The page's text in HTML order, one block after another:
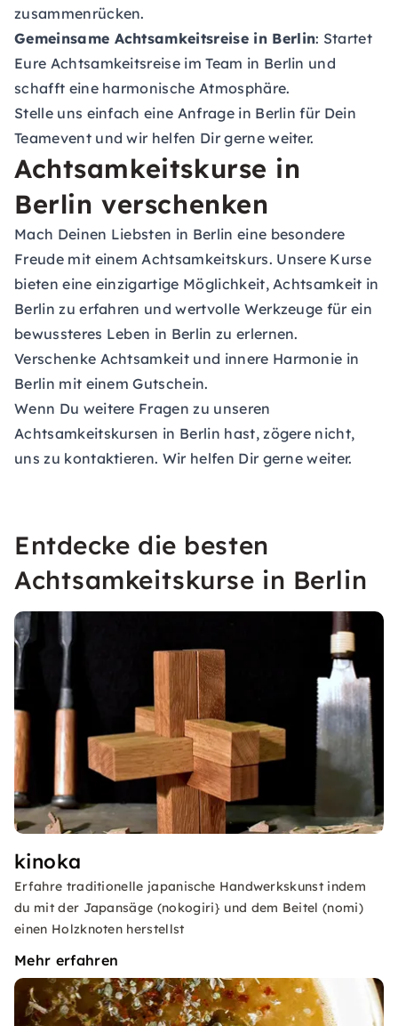
zusammenrücken.
Gemeinsame Achtsamkeitsreise in Berlin: Startet
Eure Achtsamkeitsreise im Team in Berlin und
schafft eine harmonische Atmosphäre.
Stelle uns einfach eine Anfrage in Berlin für Dein
Teamevent und wir helfen Dir gerne weiter.
Achtsamkeitskurse in
Berlin verschenken
Mach Deinen Liebsten in Berlin eine besondere
Freude mit einem Achtsamkeitskurs. Unsere Kurse
bieten eine einzigartige Möglichkeit, Achtsamkeit in
Berlin zu erfahren und wertvolle Werkzeuge für ein
bewussteres Leben in Berlin zu erlernen.
Verschenke Achtsamkeit und innere Harmonie in
Berlin mit einemGutschein.
Wenn Du weitere Fragen zu unseren
Achtsamkeitskursen in Berlin hast, zögere nicht,
uns zu kontaktieren. Wir helfen Dir gerne weiter.
Entdecke die besten
Achtsamkeitskurse in Berlin
kinoka
Erfahre traditionelle japanische Handwerkskunst indem
du mit der Japansäge (nokogiri} und dem Beitel (nomi)
einen Holzknoten herstellst
Mehr erfahren